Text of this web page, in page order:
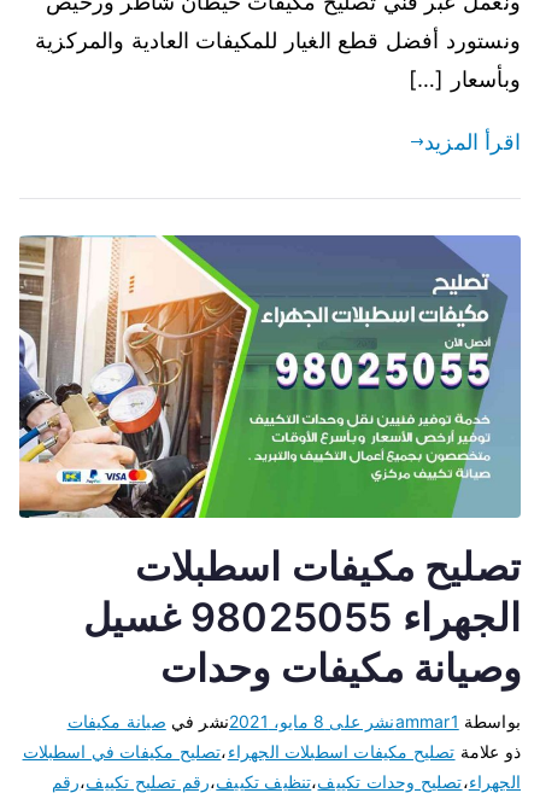
ونستورد أفضل قطع الغيار للمكيفات العادية والمركزية
وبأسعار […]
اقرأ المزيد
تصليح مكيفات اسطبلات
الجهراء 98025055 غسيل
وصيانة مكيفات وحدات
بواسطة ammar1نشر على 8 مايو، 2021 نشر في صيانة مكيفات
ذو علامة تصليح مكيفات اسطبلات الجهراء،تصليح مكيفات في اسطبلات
الجهراء،تصليح وحدات تكييف،تنظيف تكييف،رقم تصليح تكييف،رقم